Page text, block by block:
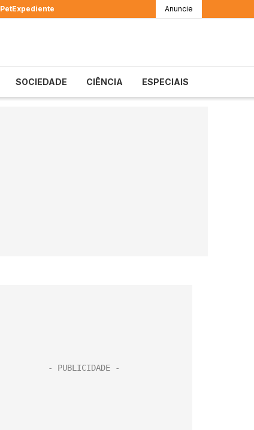
PetExpediente Anuncie
SOCIEDADE CIÊNCIA ESPECIAIS